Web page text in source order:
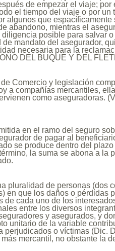
de empezar el viaje;
el tiempo del viaje o por un
algunos que
abandono, mientras el
posible para salvar
mandato del asegurador,
necesaria para la
DEL BUQUE Y DEL
Comercio y legislación
a compañías mercantiles,
como aseguradoras.
en el ramo del seguro
de pagar al
se produce dentro del
la suma se abona a la
pluralidad de personas (dos
en que los daños o pérdidas
de cada uno de los
entre los diversos
y asegurados, y
unitario de la variable
perjudicados o víctimas (Dic.
mercantil, no obstante la